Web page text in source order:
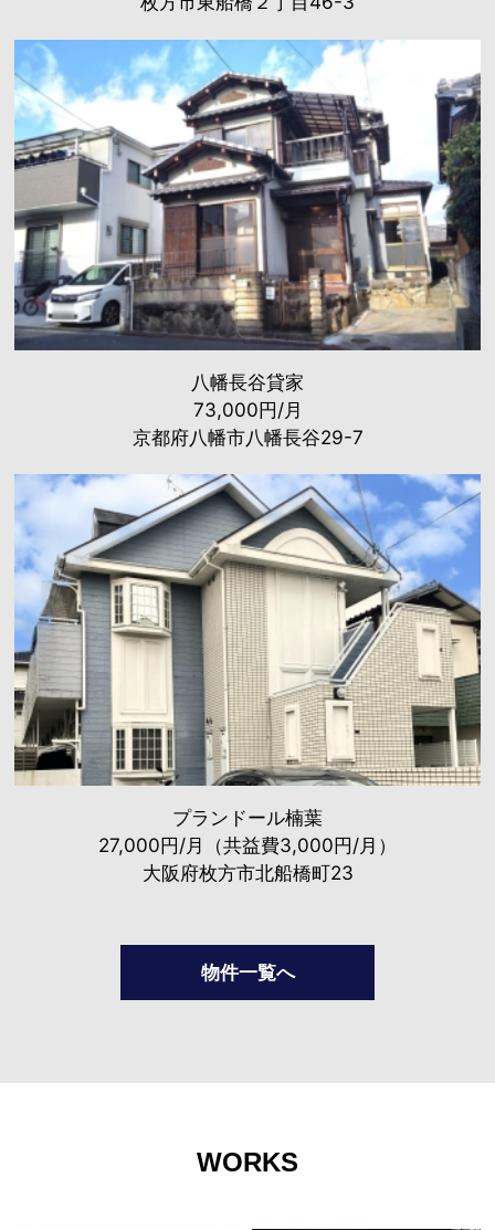
八幡長谷貸家
73,000円/月
京都府八幡市八幡長谷29-7
プランドール楠葉
27,000円/月（共益費3,000円/月）
大阪府枚方市北船橋町23
物件一覧へ
WORKS